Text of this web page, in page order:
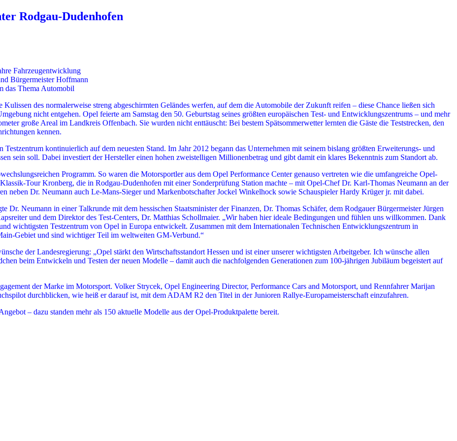
Rodgau-Dudenhofen
Fahrzeugentwicklung
Bürgermeister Hoffmann
das Thema Automobil
des normalerweise streng abgeschirmten Geländes werfen, auf dem die Automobile der Zukunft reifen – diese Chance ließen sich
nicht entgehen. Opel feierte am Samstag den 50. Geburtstag seines größten europäischen Test- und Entwicklungszentrums – und mehr
große Areal im Landkreis Offenbach. Sie wurden nicht enttäuscht: Bei bestem Spätsommerwetter lernten die Gäste die Teststrecken, den
kennen.
kontinuierlich auf dem neuesten Stand. Im Jahr 2012 begann das Unternehmen mit seinem bislang größten Erweiterungs- und
sein soll. Dabei investiert der Hersteller einen hohen zweistelligen Millionenbetrag und gibt damit ein klares Bekenntnis zum Standort ab.
Programm. So waren die Motorsportler aus dem Opel Performance Center genauso vertreten wie die umfangreiche Opel-
Tour Kronberg, die in Rodgau-Dudenhofen mit einer Sonderprüfung Station machte – mit Opel-Chef Dr. Karl-Thomas Neumann an der
neben Dr. Neumann auch Le-Mans-Sieger und Markenbotschafter Jockel Winkelhock sowie Schauspieler Hardy Krüger jr. mit dabei.
Dr. Neumann in einer Talkrunde mit dem hessischen Staatsminister der Finanzen, Dr. Thomas Schäfer, dem Rodgauer Bürgermeister Jürgen
und dem Direktor des Test-Centers, Dr. Matthias Schollmaier. „Wir haben hier ideale Bedingungen und fühlen uns willkommen. Dank
wichtigsten Testzentrum von Opel in Europa entwickelt. Zusammen mit dem Internationalen Technischen Entwicklungszentrum in
Gebiet und sind wichtiger Teil im weltweiten GM-Verbund.“
der Landesregierung: „Opel stärkt den Wirtschaftsstandort Hessen und ist einer unserer wichtigsten Arbeitgeber. Ich wünsche allen
beim Entwickeln und Testen der neuen Modelle – damit auch die nachfolgenden Generationen zum 100-jährigen Jubiläum begeistert auf
der Marke im Motorsport. Volker Strycek, Opel Engineering Director, Performance Cars and Motorsport, und Rennfahrer Marijan
durchblicken, wie heiß er darauf ist, mit dem ADAM R2 den Titel in der Junioren Rallye-Europameisterschaft einzufahren.
– dazu standen mehr als 150 aktuelle Modelle aus der Opel-Produktpalette bereit.